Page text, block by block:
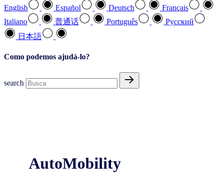
English Español Deutsch
Français
Italiano
普通话 Português
Pусский
日本語
Como podemos ajudá-lo?
search
AutoMobility